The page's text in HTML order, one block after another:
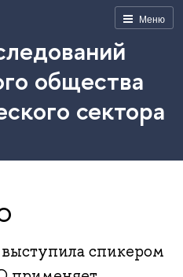
Меню
общества
сектора
спикером